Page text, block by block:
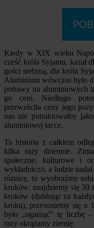
Kiedy w XIX wieku
cześć króla Syjamu, kazał
gości srebrną, dla króla
Aluminium wówczas było
potrawy na aluminiowych
go ceni. Niedługo
przewróciła ceny jego
nas nie potraktowałby
aluminiowej tacce.
Ta historia z całkiem
kilka razy dziennie.
społeczne, kulturowe i
wykładniczo, a ludzie
różnicę, to wyobraźmy
kroków: znajdziemy się 30
kroków (dublując za
kroku), przesuniemy się o
było „ogarnąć” tę liczbę
razy okrążamy ziemię.